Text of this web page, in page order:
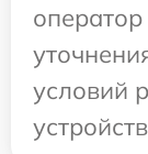
условий